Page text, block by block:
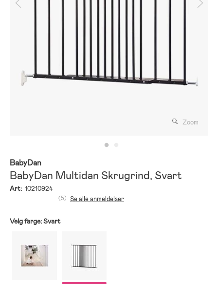
Zoom
BabyDan
BabyDan Multidan Skrugrind, Svart
Art: 10210924
(5) Se alle anmeldelser
Velg farge:Svart